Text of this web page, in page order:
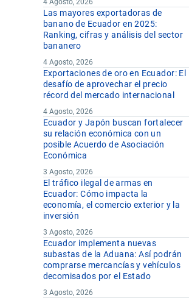
4 Agosto, 2026
Las mayores exportadoras de
banano de Ecuador en 2025:
Ranking, cifras y análisis del sector
bananero
4 Agosto, 2026
Exportaciones de oro en Ecuador: El
desafío de aprovechar el precio
récord del mercado internacional
4 Agosto, 2026
Ecuador y Japón buscan fortalecer
su relación económica con un
posible Acuerdo de Asociación
Económica
3 Agosto, 2026
El tráfico ilegal de armas en
Ecuador: Cómo impacta la
economía, el comercio exterior y la
inversión
3 Agosto, 2026
Ecuador implementa nuevas
subastas de la Aduana: Así podrán
comprarse mercancías y vehículos
decomisados por el Estado
3 Agosto, 2026